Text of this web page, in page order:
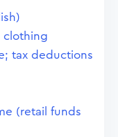
clothing
tax deductions
(retail funds